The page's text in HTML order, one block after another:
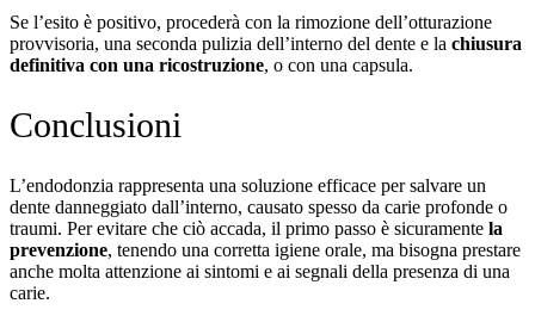
Se l’esito è positivo, procederà con la rimozione dell’otturazione
provvisoria, una seconda pulizia dell’interno del dente e la chiusura
definitiva con una ricostruzione, o con una capsula.
Conclusioni
L’endodonzia rappresenta una soluzione efficace per salvare un
dente danneggiato dall’interno, causato spesso da carie profonde o
traumi. Per evitare che ciò accada, il primo passo è sicuramente la
prevenzione, tenendo una corretta igiene orale, ma bisogna prestare
anche molta attenzione ai sintomi e ai segnali della presenza di una
carie.